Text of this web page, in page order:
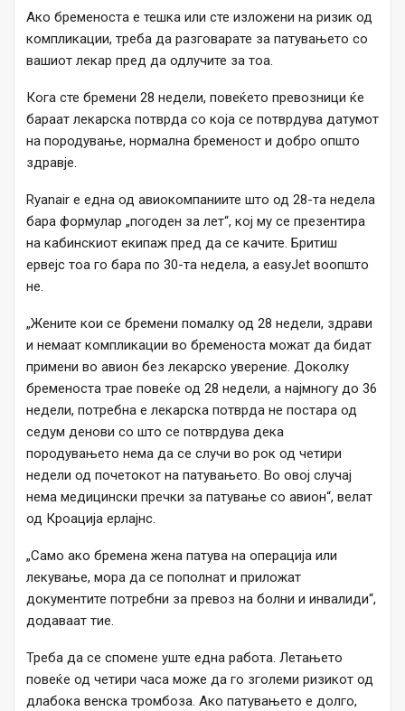
Ако бременоста е тешка или сте изложени на ризик од
компликации, треба да разговарате за патувањето со
вашиот лекар пред да одлучите за тоа.
Кога сте бремени 28 недели, повеќето превозници ќе
бараат лекарска потврда со која се потврдува датумот
на породување, нормална бременост и добро општо
здравје.
Ryanair е една од авиокомпаниите што од 28-та недела
бара формулар „погоден за лет“, кој му се презентира
на кабинскиот екипаж пред да се качите. Бритиш
ервејс тоа го бара по 30-та недела, а easyJet воопшто
не.
„Жените кои се бремени помалку од 28 недели, здрави
и немаат компликации во бременоста можат да бидат
примени во авион без лекарско уверение. Доколку
бременоста трае повеќе од 28 недели, a најмногу до 36
недели, потребна е лекарска потврда не постара од
седум денови со што се потврдува дека
породувањето нема да се случи во рок од четири
недели од почетокот на патувањето. Во овој случај
нема медицински пречки за патување со авион“, велат
од Кроација ерлајнс.
„Само ако бремена жена патува на операција или
лекување, мора да се пополнат и приложат
документите потребни за превоз на болни и инвалиди“,
додаваат тие.
Треба да се спомене уште една работа. Летањето
повеќе од четири часа може да го зголеми ризикот од
длабока венска тромбоза. Ако патувањето е долго,